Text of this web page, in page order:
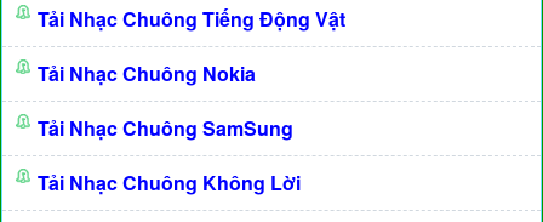
Tải Nhạc Chuông Tiếng Động Vật
Tải Nhạc Chuông Nokia
Tải Nhạc Chuông SamSung
Tải Nhạc Chuông Không Lời